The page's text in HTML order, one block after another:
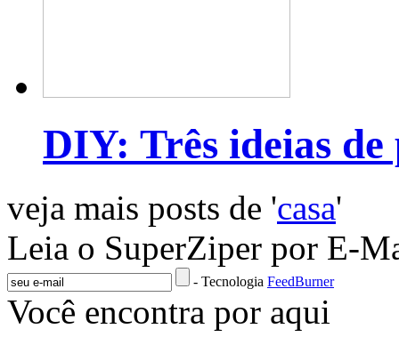
DIY: Três ideias de
veja mais posts de 'casa'
Leia o SuperZiper por E-
- Tecnologia FeedBurner
Você encontra por aqui